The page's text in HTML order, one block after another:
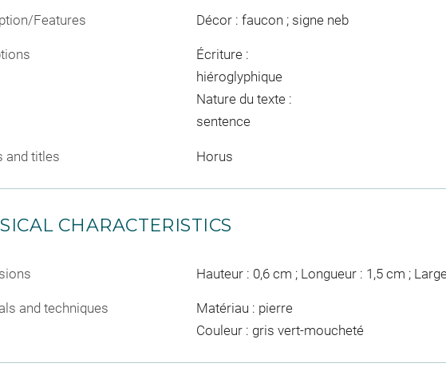
Features Décor : faucon ; signe neb
Écriture :
hiéroglyphique
Nature du texte :
sentence
and titles Horus
CHARACTERISTICS
Hauteur : 0,6 cm ; Longueur : 1,5 cm ;
and techniques
Matériau : pierre
Couleur : gris vert-moucheté